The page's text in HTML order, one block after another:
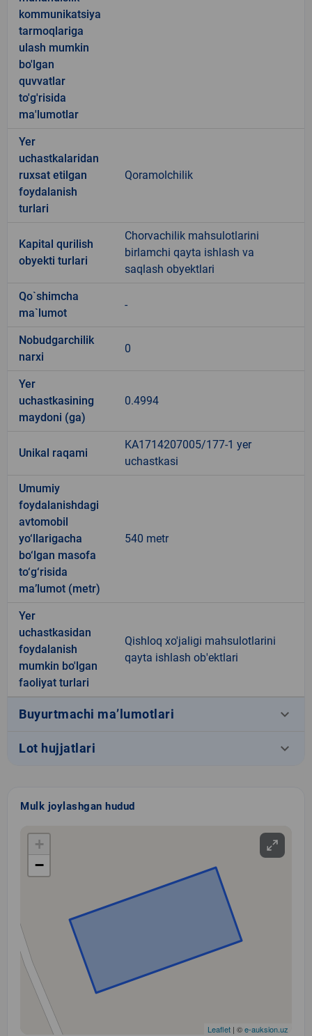
kommunikatsiya
tarmoqlariga
ulash mumkin
bo'lgan
quvvatlar
to'g'risida
ma'lumotlar
Yer
uchastkalaridan
ruxsat etilgan
foydalanish
turlari
Qoramolchilik
Kapital qurilish
obyekti turlari
Chorvachilik mahsulotlarini
birlamchi qayta ishlash va
saqlash obyektlari
Qo`shimcha
ma`lumot
-
Nobudgarchilik
narxi
0
Yer
uchastkasining
maydoni (ga)
0.4994
Unikal raqami
KA1714207005/177-1 yer
uchastkasi
Umumiy
foydalanishdagi
avtomobil
yo‘llarigacha
bo‘lgan masofa
to‘g‘risida
ma’lumot (metr)
540 metr
Yer
uchastkasidan
foydalanish
mumkin bo'lgan
faoliyat turlari
Qishloq xo'jaligi mahsulotlarini
qayta ishlash ob'ektlari
Buyurtmachi ma’lumotlari keyboard_arrow_down
Lot hujjatlari keyboard_arrow_down
Mulk joylashgan hudud
+
−
Leaflet | ©e-auksion.uz